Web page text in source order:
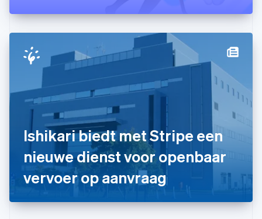
betaalbehoeften van
consumenten
Ishikari biedt met Stripe een
nieuwe dienst voor openbaar
vervoer op aanvraag
Hongkong SAR, China
English
India
ItalianoEnglish
Japan
日本語English
Kroatië
EnglishItaliano
Letland
English
Liechtenstein
Litouwen